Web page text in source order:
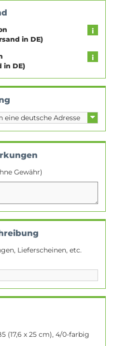
in DE)
in DE)
Gewähr)
Lieferscheinen, etc.
(17,6 x 25 cm), 4/0-farbig